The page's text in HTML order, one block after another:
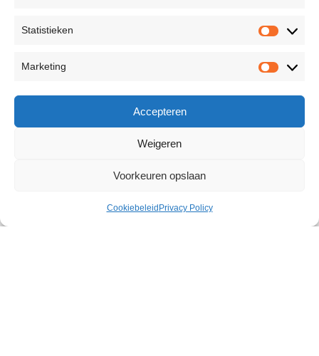
Statistieken
Marketing
Accepteren
Weigeren
Voorkeuren opslaan
Cookiebeleid Privacy Policy